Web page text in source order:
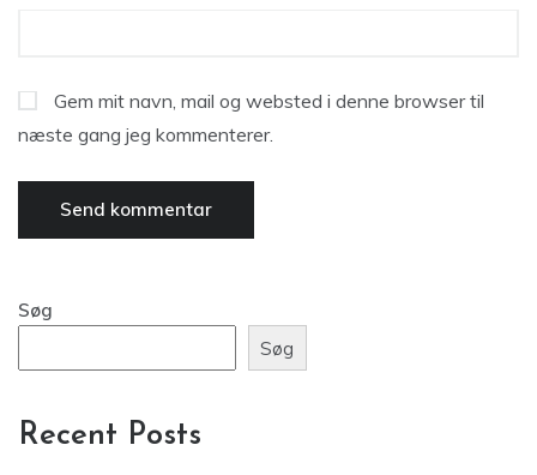
Gem mit navn, mail og websted i denne browser til
næste gang jeg kommenterer.
Søg
Søg
Recent Posts